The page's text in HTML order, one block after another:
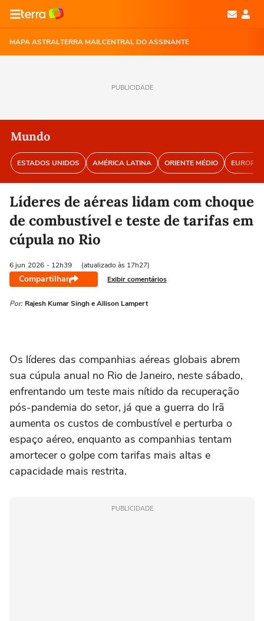
MAPA ASTRALTERRA MAILCENTRAL DO ASSINANTE
PUBLICIDADE
Mundo
ESTADOS UNIDOS AMÉRICA LATINA ORIENTE MÉDIO EUROPA
Líderes de aéreas lidam com choque
de combustível e teste de tarifas em
cúpula no Rio
6 jun 2026 - 12h39 (atualizado às 17h27)
Compartilhar Exibir comentários
Por: Rajesh Kumar Singh e Allison Lampert
Os líderes das companhias aéreas ‌globais abrem
sua cúpula anual no Rio de Janeiro, neste sábado,
enfrentando um teste mais nítido da recuperação
pós-pandemia do setor, já que a guerra do Irã
aumenta os custos de combustível e perturba o
espaço aéreo, enquanto as companhias tentam
amortecer o golpe com tarifas mais altas e
capacidade mais restrita.
PUBLICIDADE